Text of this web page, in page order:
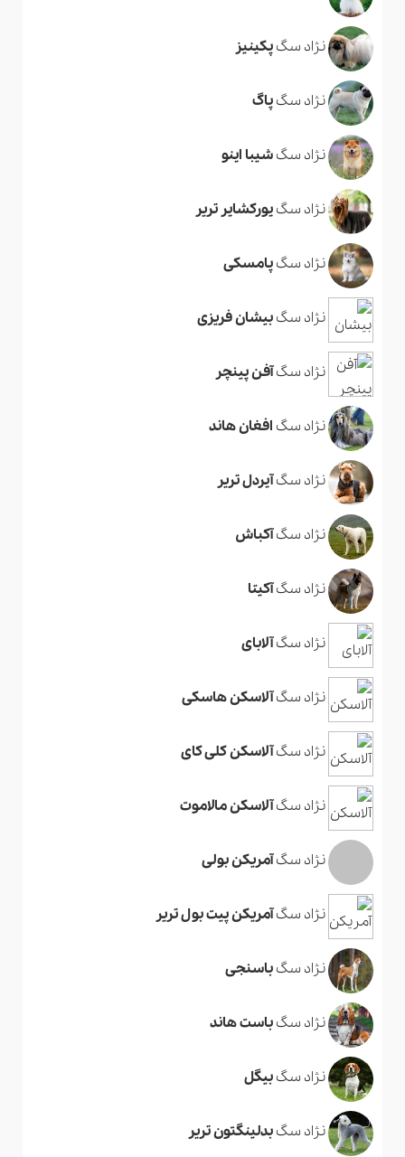
نژاد سگپکینیز
نژاد سگپاگ
نژاد سگشیبا اینو
نژاد سگیورکشایر تریر
نژاد سگپامسکی
نژاد سگبیشان فریزی
نژاد سگآفن پینچر
نژاد سگ افغان هاند
نژاد سگآیردل تریر
نژاد سگآکباش
نژاد سگآکیتا
نژاد سگآلابای
نژاد سگآلاسکن هاسکی
نژاد سگآلاسکن کلی کای
نژاد سگآلاسکن مالاموت
نژاد سگآمریکن بولی
نژاد سگآمریکن پیت بول تریر
نژاد سگباسنجی
نژاد سگباست هاند
نژاد سگبیگل
نژاد سگبدلینگتون تریر